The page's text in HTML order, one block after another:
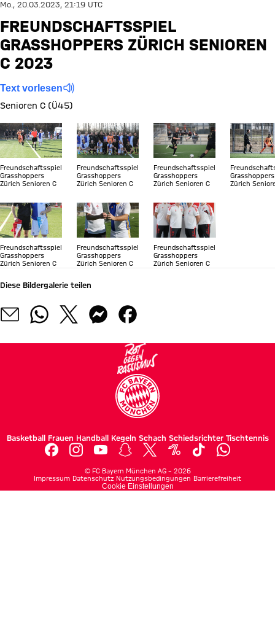
Mo., 20.03.2023, 21:19 UTC
FREUNDSCHAFTSSPIEL
GRASSHOPPERS ZÜRICH SENIOREN
C 2023
Text vorlesen
Senioren C (Ü45)
Zeige in voller Größe
Freundschaftsspiel
Grasshoppers
Zürich Senioren C
Zeige in voller Größe
Freundschaftsspiel
Grasshoppers
Zürich Senioren C
Zeige in voller Größe
Freundschaftsspiel
Grasshoppers
Zürich Senioren C
Zeige in
Grasshoppers
Zürich
Zeige in voller Größe
Freundschaftsspiel
Grasshoppers
Zürich Senioren C
Zeige in voller Größe
Freundschaftsspiel
Grasshoppers
Zürich Senioren C
Zeige in voller Größe
Freundschaftsspiel
Grasshoppers
Zürich Senioren C
Diese Bildergalerie teilen
Basketball Frauen Handball Kegeln Schach Schiedsrichter Tischtennis
© FC Bayern München AG – 2026
Impressum Datenschutz Nutzungsbedingungen Barrierefreiheit
Cookie Einstellungen